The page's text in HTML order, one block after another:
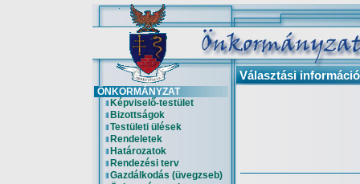
Választási
ÖNKORMÁNYZAT
Képviselő-testület
Bizottságok
Testületi ülések
Rendeletek
Határozatok
Rendezési terv
Gazdálkodás (üvegzseb)